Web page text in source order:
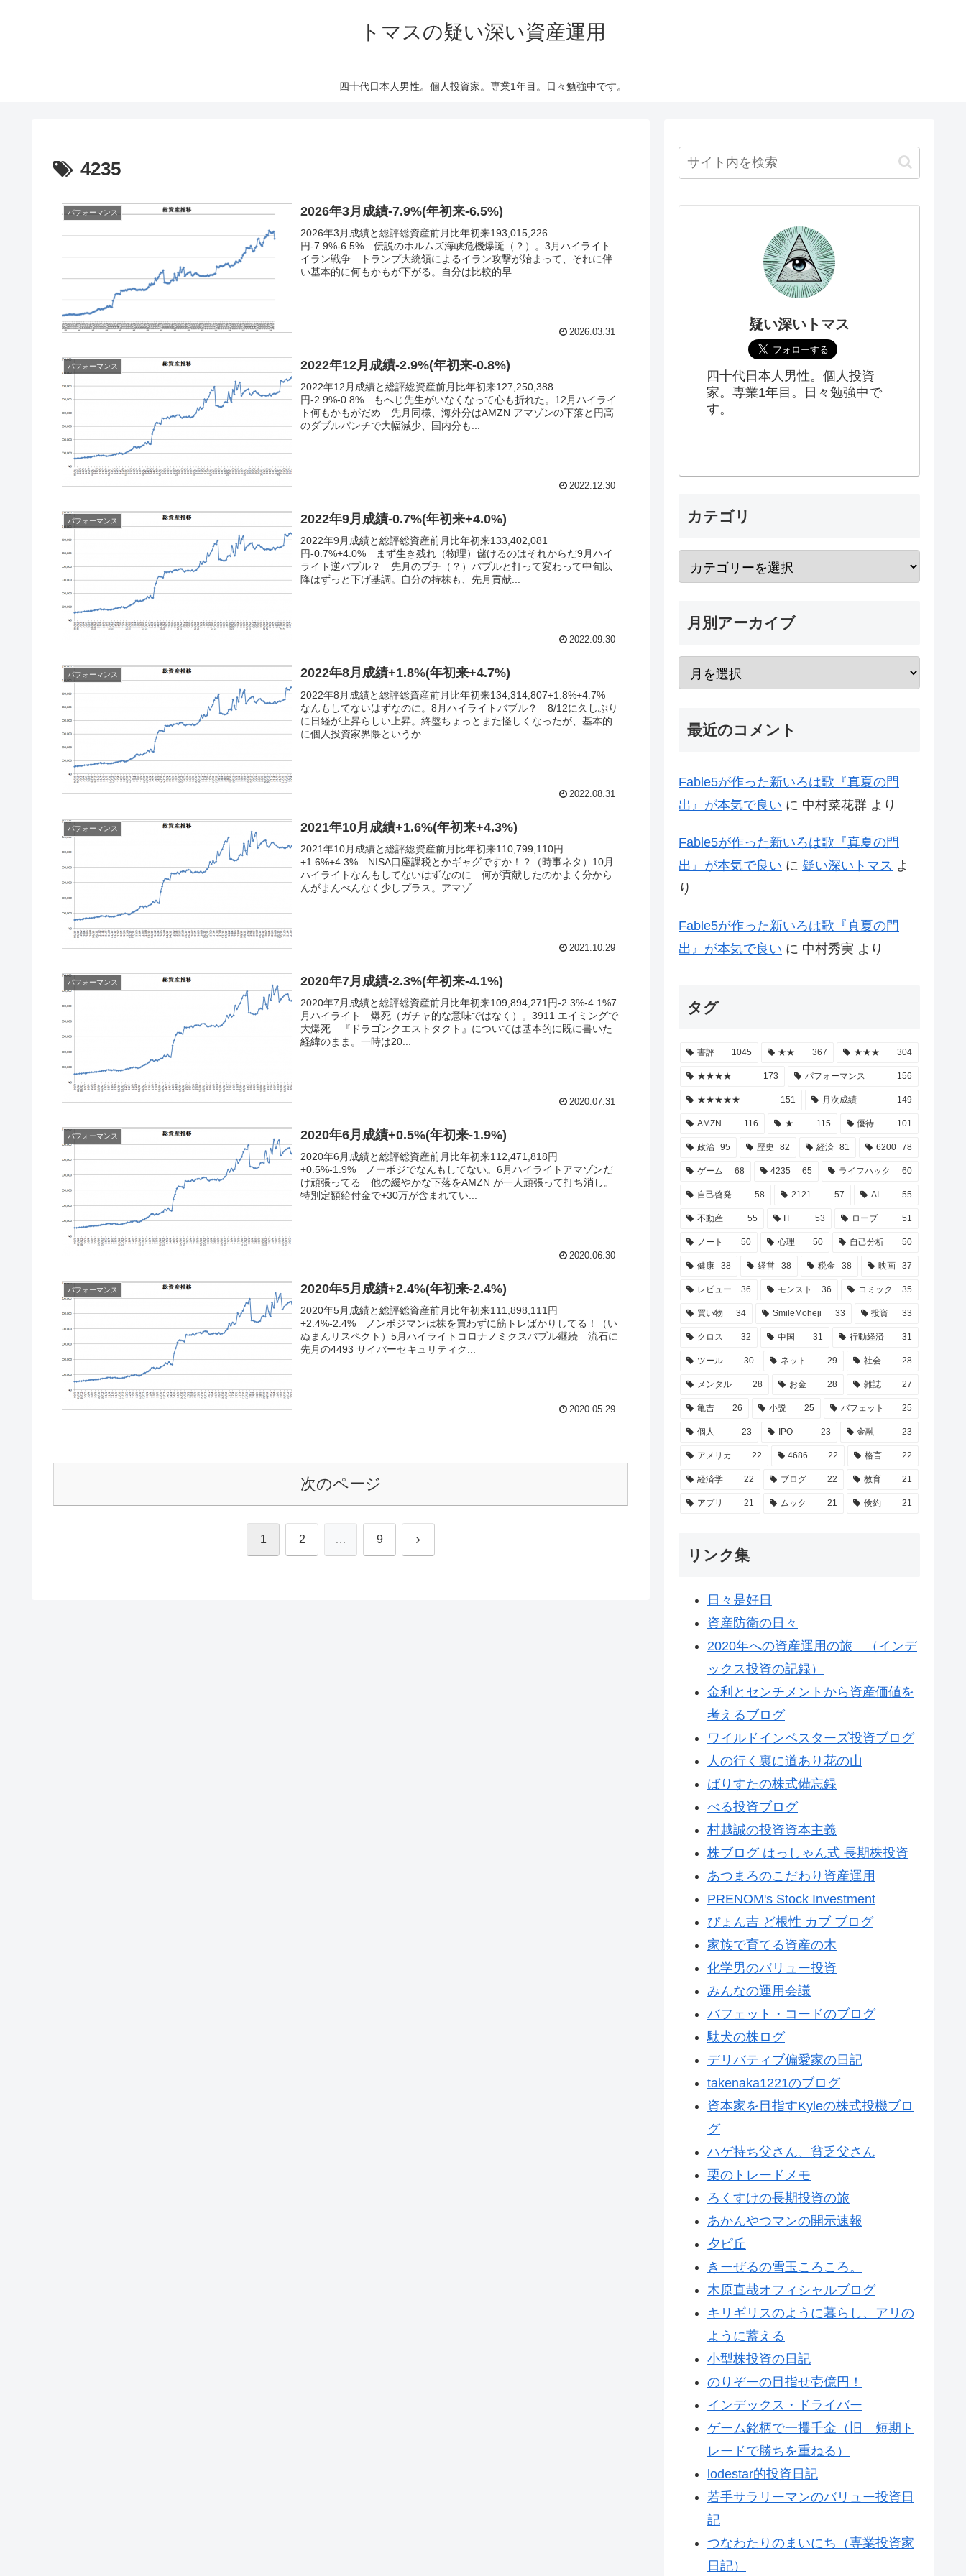
トマスの疑い深い資産運用
四十代日本人男性。個人投資家。専業1年目。日々勉強中です。
4235
パフォーマンス 2026年3月成績-7.9%(年初来-6.5%)
2026年3月成績と総評総資産前月比年初来193,015,226
円-7.9%-6.5% 伝説のホルムズ海峡危機爆誕（？）。3月ハイライト
イラン戦争 トランプ大統領によるイラン攻撃が始まって、それに伴
い基本的に何もかもが下がる。自分は比較的早...
2026.03.31
パフォーマンス 2022年12月成績-2.9%(年初来-0.8%)
2022年12月成績と総評総資産前月比年初来127,250,388
円-2.9%-0.8% もへじ先生がいなくなって心も折れた。12月ハイライ
ト何もかもがだめ 先月同様、海外分はAMZN アマゾンの下落と円高
のダブルパンチで大幅減少、国内分も...
2022.12.30
パフォーマンス 2022年9月成績-0.7%(年初来+4.0%)
2022年9月成績と総評総資産前月比年初来133,402,081
円-0.7%+4.0% まず生き残れ（物理）儲けるのはそれからだ9月ハイ
ライト逆バブル？ 先月のプチ（？）バブルと打って変わって中旬以
降はずっと下げ基調。自分の持株も、先月貢献...
2022.09.30
パフォーマンス 2022年8月成績+1.8%(年初来+4.7%)
2022年8月成績と総評総資産前月比年初来134,314,807+1.8%+4.7%
なんもしてないはずなのに。8月ハイライトバブル？ 8/12に久しぶり
に日経が上昇らしい上昇。終盤ちょっとまた怪しくなったが、基本的
に個人投資家界隈というか...
2022.08.31
パフォーマンス 2021年10月成績+1.6%(年初来+4.3%)
2021年10月成績と総評総資産前月比年初来110,799,110円
+1.6%+4.3% NISA口座課税とかギャグですか！？（時事ネタ）10月
ハイライトなんもしてないはずなのに 何が貢献したのかよく分から
んがまんべんなく少しプラス。アマゾ...
2021.10.29
パフォーマンス 2020年7月成績-2.3%(年初来-4.1%)
2020年7月成績と総評総資産前月比年初来109,894,271円-2.3%-4.1%7
月ハイライト 爆死（ガチャ的な意味ではなく）。3911 エイミングで
大爆死 『ドラゴンクエストタクト』については基本的に既に書いた
経緯のまま。一時は20...
2020.07.31
パフォーマンス 2020年6月成績+0.5%(年初来-1.9%)
2020年6月成績と総評総資産前月比年初来112,471,818円
+0.5%-1.9% ノーポジでなんもしてない。6月ハイライトアマゾンだ
け頑張ってる 他の緩やかな下落をAMZN が一人頑張って打ち消し。
特別定額給付金で+30万が含まれてい...
2020.06.30
パフォーマンス 2020年5月成績+2.4%(年初来-2.4%)
2020年5月成績と総評総資産前月比年初来111,898,111円
+2.4%-2.4% ノンポジマンは株を買わずに筋トレばかりしてる！（い
ぬまんリスペクト）5月ハイライトコロナノミクスバブル継続 流石に
先月の4493 サイバーセキュリティク...
2020.05.29
次のページ
1 2 … 9 次
疑い深いトマス
四十代日本人男性。個人投資
家。専業1年目。日々勉強中で
す。
カテゴリ
月別アーカイブ
最近のコメント
Fable5が作った新いろは歌『真夏の門
出』が本気で良い に 中村菜花群 より
Fable5が作った新いろは歌『真夏の門
出』が本気で良い に 疑い深いトマス よ
り
Fable5が作った新いろは歌『真夏の門
出』が本気で良い に 中村秀実 より
タグ
書評 1045 ★★ 367 ★★★ 304
★★★★ 173 パフォーマンス 156
★★★★★ 151 月次成績 149
AMZN 116 ★ 115 優待 101
政治 95 歴史 82 経済 81 6200 78
ゲーム 68 4235 65 ライフハック 60
自己啓発 58 2121 57 AI 55
不動産 55 IT 53 ローブ 51
ノート 50 心理 50 自己分析 50
健康 38 経営 38 税金 38 映画 37
レビュー 36 モンスト 36 コミック 35
買い物 34 SmileMoheji 33 投資 33
クロス 32 中国 31 行動経済 31
ツール 30 ネット 29 社会 28
メンタル 28 お金 28 雑誌 27
亀吉 26 小説 25 バフェット 25
個人 23 IPO 23 金融 23
アメリカ 22 4686 22 格言 22
経済学 22 ブログ 22 教育 21
アプリ 21 ムック 21 倹約 21
リンク集
日々是好日
資産防衛の日々
2020年への資産運用の旅 （インデ
ックス投資の記録）
金利とセンチメントから資産価値を
考えるブログ
ワイルドインベスターズ投資ブログ
人の行く裏に道あり花の山
ばりすたの株式備忘録
べる投資ブログ
村越誠の投資資本主義
株ブログ はっしゃん式 長期株投資
あつまろのこだわり資産運用
PRENOM's Stock Investment
ぴょん吉 ど根性 カブ ブログ
家族で育てる資産の木
化学男のバリュー投資
みんなの運用会議
バフェット・コードのブログ
駄犬の株ログ
デリバティブ偏愛家の日記
takenaka1221のブログ
資本家を目指すKyleの株式投機ブロ
グ
ハゲ持ち父さん、貧乏父さん
栗のトレードメモ
ろくすけの長期投資の旅
あかんやつマンの開示速報
夕ピ丘
きーぜるの雪玉ころころ。
木原直哉オフィシャルブログ
キリギリスのように暮らし、アリの
ように蓄える
小型株投資の日記
のりぞーの目指せ壱億円！
インデックス・ドライバー
ゲーム銘柄で一攫千金（旧 短期ト
レードで勝ちを重ねる）
lodestar的投資日記
若手サラリーマンのバリュー投資日
記
つなわたりのまいにち（専業投資家
日記）